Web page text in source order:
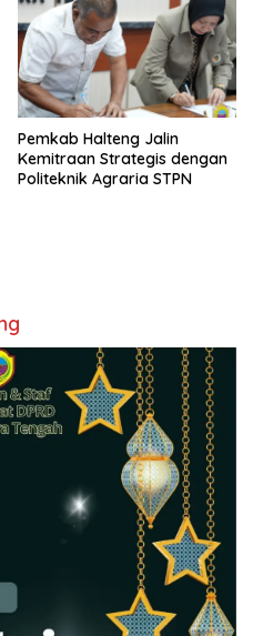
Pemkab Halteng Jalin
Kemitraan Strategis dengan
Politeknik Agraria STPN